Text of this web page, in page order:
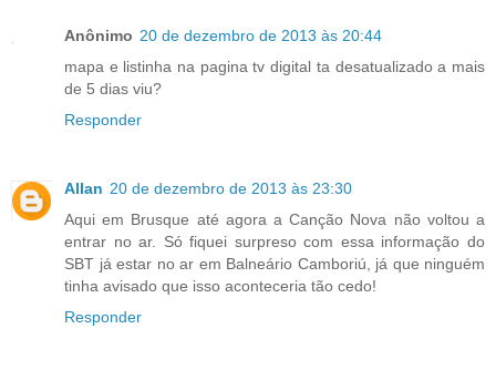
Anônimo 20 de dezembro de 2013 às 20:44
mapa e listinha na pagina tv digital ta desatualizado a mais
de 5 dias viu?
Responder
Allan 20 de dezembro de 2013 às 23:30
Aqui em Brusque até agora a Canção Nova não voltou a
entrar no ar. Só fiquei surpreso com essa informação do
SBT já estar no ar em Balneário Camboriú, já que ninguém
tinha avisado que isso aconteceria tão cedo!
Responder